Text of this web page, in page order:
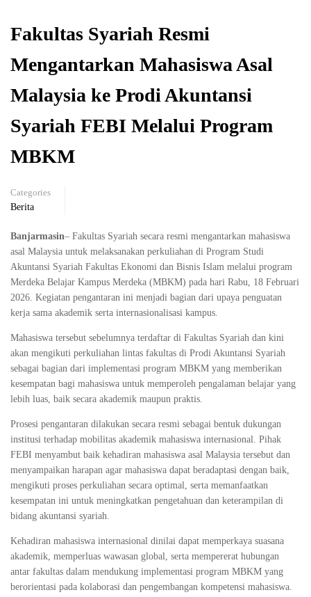
Fakultas Syariah Resmi
Mengantarkan Mahasiswa Asal
Malaysia ke Prodi Akuntansi
Syariah FEBI Melalui Program
MBKM
Categories
Berita
Banjarmasin– Fakultas Syariah secara resmi mengantarkan mahasiswa
asal Malaysia untuk melaksanakan perkuliahan di Program Studi
Akuntansi Syariah Fakultas Ekonomi dan Bisnis Islam melalui program
Merdeka Belajar Kampus Merdeka (MBKM) pada hari Rabu, 18 Februari
2026. Kegiatan pengantaran ini menjadi bagian dari upaya penguatan
kerja sama akademik serta internasionalisasi kampus.
Mahasiswa tersebut sebelumnya terdaftar di Fakultas Syariah dan kini
akan mengikuti perkuliahan lintas fakultas di Prodi Akuntansi Syariah
sebagai bagian dari implementasi program MBKM yang memberikan
kesempatan bagi mahasiswa untuk memperoleh pengalaman belajar yang
lebih luas, baik secara akademik maupun praktis.
Prosesi pengantaran dilakukan secara resmi sebagai bentuk dukungan
institusi terhadap mobilitas akademik mahasiswa internasional. Pihak
FEBI menyambut baik kehadiran mahasiswa asal Malaysia tersebut dan
menyampaikan harapan agar mahasiswa dapat beradaptasi dengan baik,
mengikuti proses perkuliahan secara optimal, serta memanfaatkan
kesempatan ini untuk meningkatkan pengetahuan dan keterampilan di
bidang akuntansi syariah.
Kehadiran mahasiswa internasional dinilai dapat memperkaya suasana
akademik, memperluas wawasan global, serta mempererat hubungan
antar fakultas dalam mendukung implementasi program MBKM yang
berorientasi pada kolaborasi dan pengembangan kompetensi mahasiswa.